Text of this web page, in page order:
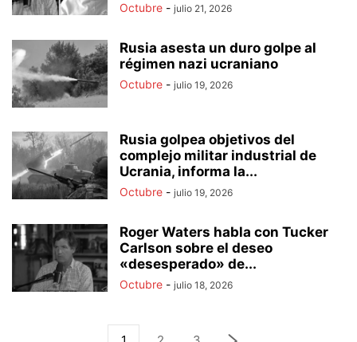
Octubre - julio 21, 2026
Rusia asesta un duro golpe al
régimen nazi ucraniano
Octubre - julio 19, 2026
Rusia golpea objetivos del
complejo militar industrial de
Ucrania, informa la...
Octubre - julio 19, 2026
Roger Waters habla con Tucker
Carlson sobre el deseo
«desesperado» de...
Octubre - julio 18, 2026